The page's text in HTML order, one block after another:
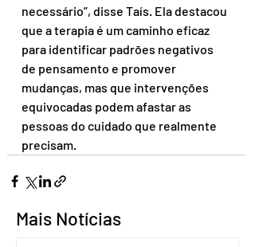
necessário”, disse Taís. Ela destacou
que a terapia é um caminho eficaz
para identificar padrões negativos
de pensamento e promover
mudanças, mas que intervenções
equivocadas podem afastar as
pessoas do cuidado que realmente
precisam.
Mais Notícias